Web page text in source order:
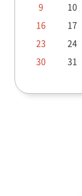
9
10
16
17
23
24
30
31